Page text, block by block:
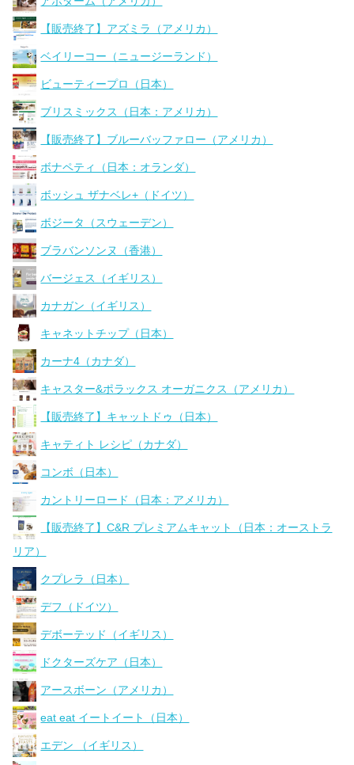
【販売終了】アズミラ（アメリカ）
ベイリーコー（ニュージーランド）
ビューティープロ（日本）
ブリスミックス（日本：アメリカ）
【販売終了】ブルーバッファロー（アメリカ）
ボナペティ（日本：オランダ）
ボッシュ ザナベレ+（ドイツ）
ボジータ（スウェーデン）
ブラバンソンヌ（香港）
バージェス（イギリス）
カナガン（イギリス）
キャネットチップ（日本）
カーナ4（カナダ）
キャスター&ポラックス オーガニクス（アメリカ）
【販売終了】キャットドゥ（日本）
キャティト レシピ（カナダ）
コンボ（日本）
カントリーロード（日本：アメリカ）
【販売終了】C&R プレミアムキャット（日本：オーストラ
リア）
クプレラ（日本）
デフ（ドイツ）
デボーテッド（イギリス）
ドクターズケア（日本）
アースボーン（アメリカ）
eat eat イートイート（日本）
エデン （イギリス）